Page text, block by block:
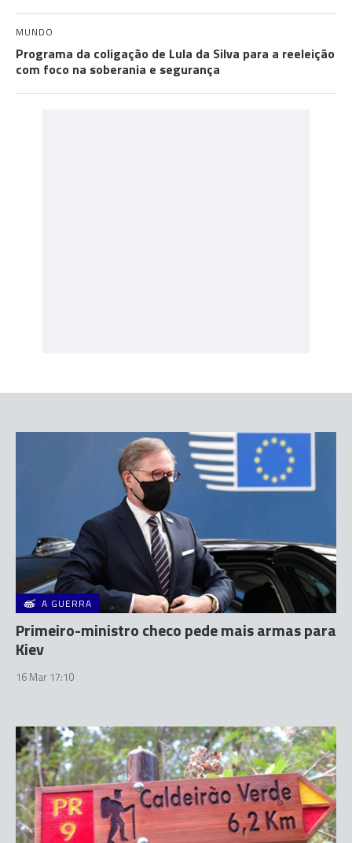
MUNDO
Programa da coligação de Lula da Silva para a reeleição
com foco na soberania e segurança
A GUERRA
Primeiro-ministro checo pede mais armas para
Kiev
16 Mar 17:10